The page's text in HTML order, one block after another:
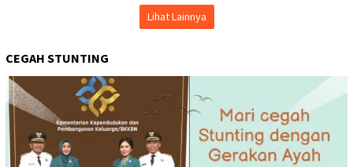
Lihat Lainnya
CEGAH STUNTING